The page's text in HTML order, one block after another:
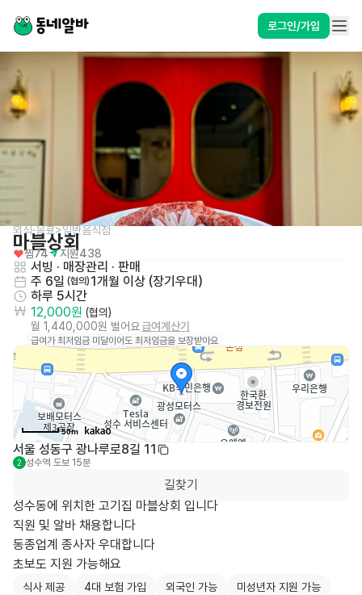
로그인/가입
외식·음료>일반음식점
마블상회
찜74 지원438
서빙 · 매장관리 · 판매
주 6일 (협의) 1개월 이상 (장기우대)
하루 5시간
12,000원 (협의)
월 1,440,000원 벌어요급여계산기
급여가 최저임금 미달이어도 최저임금을 보장받아요
50m
서울 성동구 광나루로8길 11
2 성수역 도보 15분
길찾기
성수동에 위치한 고기집 마블상회 입니다
직원 및 알바 채용합니다
동종업계 종사자 우대합니다
식사 제공 4대 보험 가입 외국인 가능 미성년자 지원 가능